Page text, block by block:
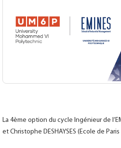
La 4ème option du cycle Ingénieur de
et Christophe DESHAYSES (Ecole de